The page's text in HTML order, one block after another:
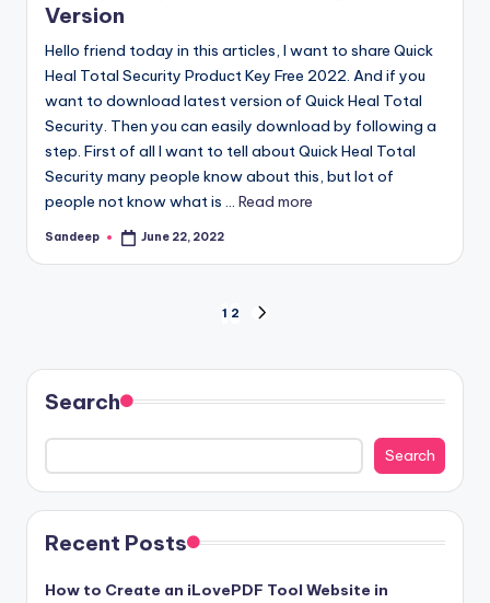
Version
Hello friend today in this articles, I want to share Quick
Heal Total Security Product Key Free 2022. And if you
want to download latest version of Quick Heal Total
Security. Then you can easily download by following a
step. First of all I want to tell about Quick Heal Total
Security many people know about this, but lot of
people not know what is ... Read more
Posted
Sandeep June 22, 2022
pagination
1 2
Search
Search
Recent Posts
How to Create an iLovePDF Tool Website in